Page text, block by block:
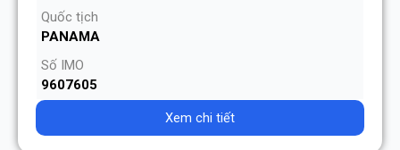
Quốc tịch
PANAMA
Số IMO
9607605
Xem chi tiết